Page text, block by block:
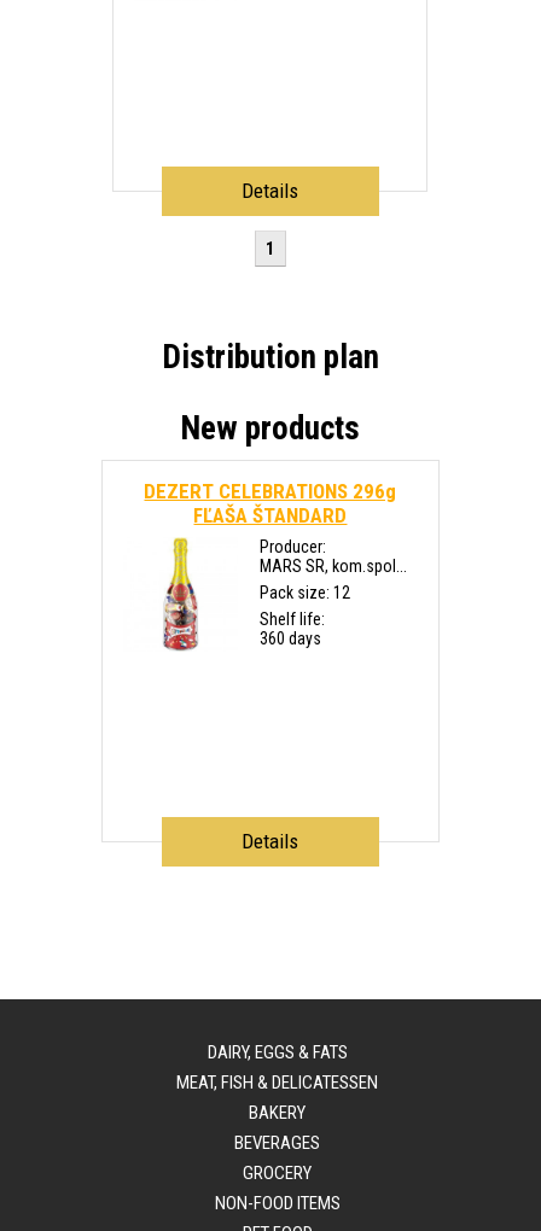
Details
1
Distribution plan
New products
DEZERT CELEBRATIONS 296g
FĽAŠA ŠTANDARD
Producer:
MARS SR, kom.spol...
Pack size: 12
Shelf life:
360 days
Details
DAIRY, EGGS & FATS
MEAT, FISH & DELICATESSEN
BAKERY
BEVERAGES
GROCERY
NON-FOOD ITEMS